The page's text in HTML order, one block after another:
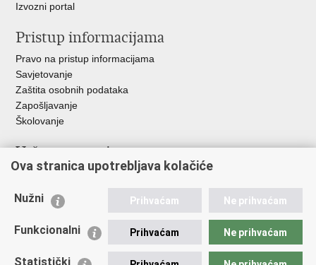
Izvozni portal
Pristup informacijama
Pravo na pristup informacijama
Savjetovanje
Zaštita osobnih podataka
Zapošljavanje
Školovanje
Važne poveznice
Ministarstvo unutarnjih poslova
Udruge
Policijska akademija
Ova stranica upotrebljava kolačiće
Nužni Prihvaćam Ne prihvaćam
Funkcionalni Prihvaćam Ne prihvaćam
Statistički